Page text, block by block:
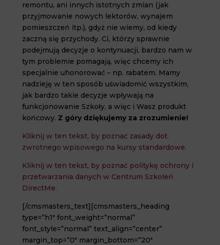
remontu, ani innych istotnych zmian (jak
przyjmowanie nowych lektorów, wynajem
pomieszczeń itp.), gdyż nie wiemy, od kiedy
zaczną się przychody. Ci, którzy sprawnie
podejmują decyzje o kontynuacji, bardzo nam w
tym problemie pomagają, więc chcemy ich
specjalnie uhonorować – np. rabatem. Mamy
nadzieję w ten sposób uświadomić wszystkim,
jak bardzo takie decyzje wpływają na
funkcjonowanie Szkoły, a więc i Wasz produkt
końcowy. Z góry dziękujemy za zrozumienie!
Kliknij w ten tekst, by poznać zasady dot.
zwrotnego wpisowego na kursy standardowe.
Kliknij w ten tekst, by poznać politykę ochrony i
przetwarzania danych w Centrum Szkoleń
DirectMe.
[/cmsmasters_text][cmsmasters_heading
type=”h1″ font_weight=”normal”
font_style=”normal” text_align=”center”
margin_top=”0″ margin_bottom=”20″